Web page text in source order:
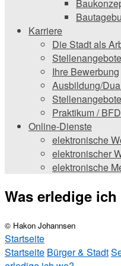
Karriere
Die Stadt als
Stellenangebote
Ihre Bewerbung
Ausbildung/
Stellenangebote
Praktikum /
Online-Dienste
elektronische
elektronischer
elektronische
Was erledige
© Hakon Johannsen
Startseite
Startseite Bürger & Stadt